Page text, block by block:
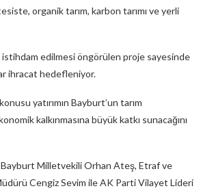
organik tarım, karbon tarımı ve yerli
edilmesi öngörülen proje sayesinde
ihracat hedefleniyor.
yatırımın Bayburt’un tarım
kalkınmasına büyük katkı sunacağını
Milletvekili Orhan Ateş, Etraf ve
Cengiz Sevim ile AK Parti Vilayet Lideri